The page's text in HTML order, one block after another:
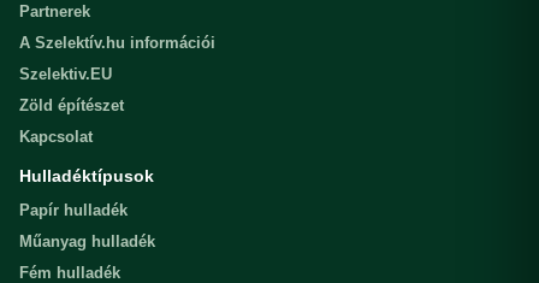
Partnerek
A Szelektív.hu információi
Szelektiv.EU
Zöld építészet
Kapcsolat
Hulladéktípusok
Papír hulladék
Műanyag hulladék
Fém hulladék